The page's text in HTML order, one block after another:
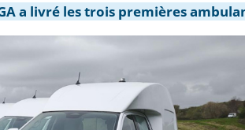
a livré les trois premières